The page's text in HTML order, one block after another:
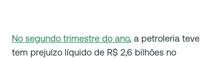
No segundo trimestre do ano, a petroleria teve
tem prejuízo líquido de R$ 2,6 bilhões no